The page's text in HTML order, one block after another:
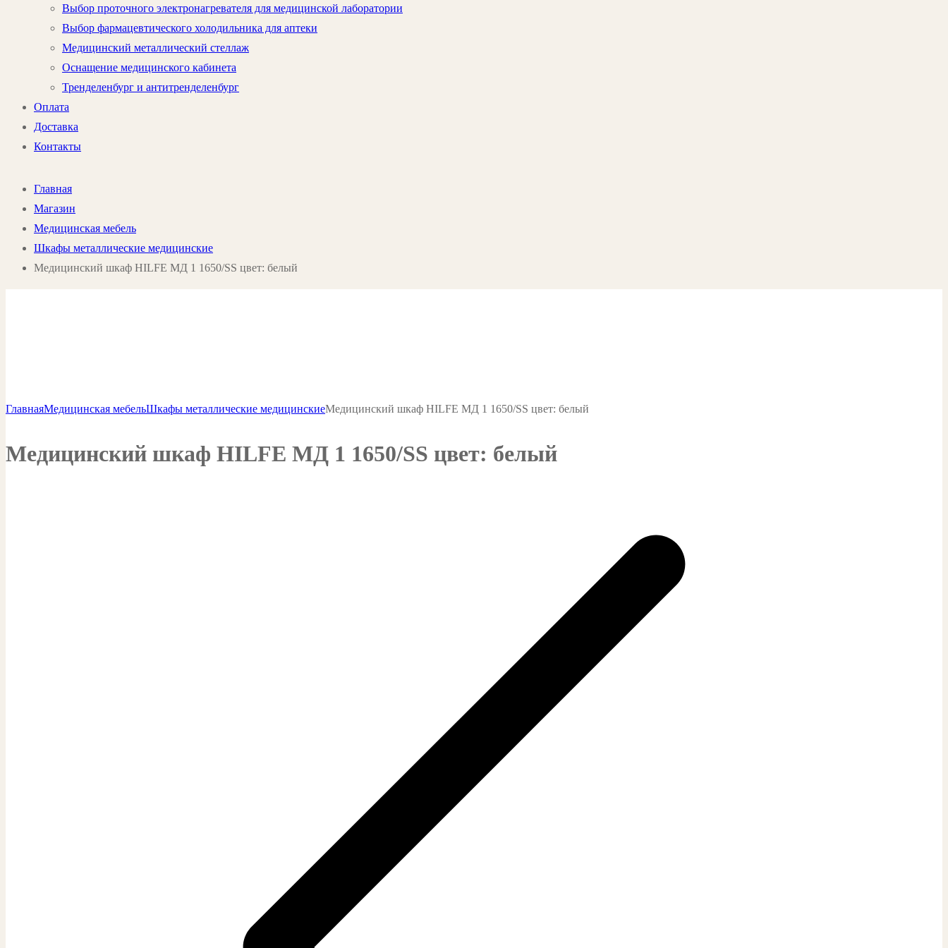
Выбор проточного электронагревателя для медицинской лаборатории
Выбор фармацевтического холодильника для аптеки
Медицинский металлический стеллаж
Оснащение медицинского кабинета
Тренделенбург и антитренделенбург
Оплата
Доставка
Контакты
Главная
Магазин
Медицинская мебель
Шкафы металлические медицинские
Медицинский шкаф HILFE МД 1 1650/SS цвет: белый
ГлавнаяМедицинская мебельШкафы металлические медицинскиеМедицинский шкаф HILFE МД 1 1650/SS цвет: белый
Медицинский шкаф HILFE МД 1 1650/SS цвет: белый